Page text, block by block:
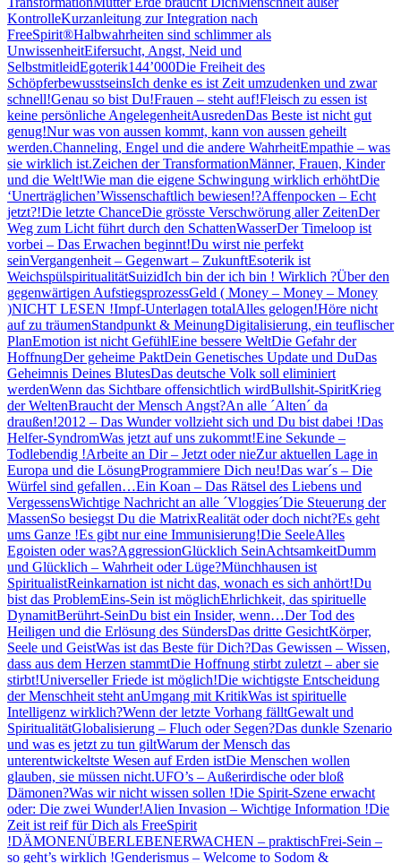
KontrolleKurzanleitung zur Integration nach
FreeSpirit®Halbwahrheiten sind schlimmer als
UnwissenheitEifersucht, Angst, Neid und
SelbstmitleidEgoterik144’000Die Freiheit des
SchöpferbewusstseinsIch denke es ist Zeit umzudenken und zwar
schnell!Genau so bist Du!Frauen – steht auf!Fleisch zu essen ist
keine persönliche AngelegenheitAusredenDas Beste ist nicht gut
genug!Nur was von aussen kommt, kann von aussen geheilt
werden.Channeling, Engel und die andere WahrheitEmpathie – was
sie wirklich ist.Zeichen der TransformationMänner, Frauen, Kinder
und die Welt!Wie man die eigene Schwingung wirklich erhöhtDie
‘Unerträglichen’Wissenschaftlich bewiesen!?Affenpocken – Echt
jetzt?!Die letzte ChanceDie grösste Verschwörung aller ZeitenDer
Weg zum Licht führt durch den SchattenWasserDer Timeloop ist
vorbei – Das Erwachen beginnt!Du wirst nie perfekt
seinVergangenheit – Gegenwart – ZukunftEsoterik ist
WeichspülspiritualitätSuizidIch bin der ich bin ! Wirklich ?Über den
gegenwärtigen AufstiegsprozessGeld ( Money – Money – Money
)NICHT LESEN !Impf-Unterlagen totalAlles gelogen!Höre nicht
auf zu träumenStandpunkt & MeinungDigitalisierung, ein teuflischer
PlanEmotion ist nicht GefühlEine bessere WeltDie Gefahr der
HoffnungDer geheime PaktDein Genetisches Update und DuDas
Geheimnis Deines BlutesDas deutsche Volk soll eliminiert
werdenWenn das Sichtbare offensichtlich wirdBullshit-SpiritKrieg
der WeltenBraucht der Mensch Angst?An alle ´Alten´ da
draußen!2012 – Das Wunder vollzieht sich und Du bist dabei !Das
Helfer-SyndromWas jetzt auf uns zukommt!Eine Sekunde –
Todlebendig !Arbeite an Dir – Jetzt oder nieZur aktuellen Lage in
Europa und die LösungProgrammiere Dich neu!Das war´s – Die
Würfel sind gefallen…Ein Koan – Das Rätsel des Liebens und
VergessensWichtige Nachricht an alle ´Vloggies´Die Steuerung der
MassenSo besiegst Du die MatrixRealität oder doch nicht?Es geht
ums Ganze !Es gibt nur eine Immunisierung!Die SeeleAlles
Egoisten oder was?AggressionGlücklich SeinAchtsamkeitDumm
und Glücklich – Wahrheit oder Lüge?Münchhausen ist
SpiritualistReinkarnation ist nicht das, wonach es sich anhört!Du
bist das ProblemEins-Sein ist möglichEhrlichkeit, das spirituelle
DynamitBerührt-SeinDu bist ein Insider, wenn…Der Tod des
Heiligen und die Erlösung des SündersDas dritte GesichtKörper,
Seele und GeistWas ist das Beste für Dich?Das Gewissen – Wissen,
dass aus dem Herzen stammtDie Hoffnung stirbt zuletzt – aber sie
stirbt!Universeller Friede ist möglich!Die wichtigste Entscheidung
der Menschheit steht anUmgang mit KritikWas ist spirituelle
Intelligenz wirklich?Wenn der letzte Vorhang fälltGewalt und
SpiritualitätGlobalisierung – Fluch oder Segen?Das dunkle Szenario
und was es jetzt zu tun giltWarum der Mensch das
unterentwickeltste Wesen auf Erden istDie Menschen wollen
glauben, sie müssen nicht.UFO’s – Außerirdische oder bloß
Dämonen?Was wir nicht wissen sollen !Die Spirit-Szene erwacht
oder: Die zwei Wunder!Alien Invasion – Wichtige Information !Die
Zeit ist reif für Dich als FreeSpirit
!DÄMONENÜBERLEBENERWACHEN – praktischFrei-Sein –
so geht’s wirklich !Genderismus – Welcome to Sodom &